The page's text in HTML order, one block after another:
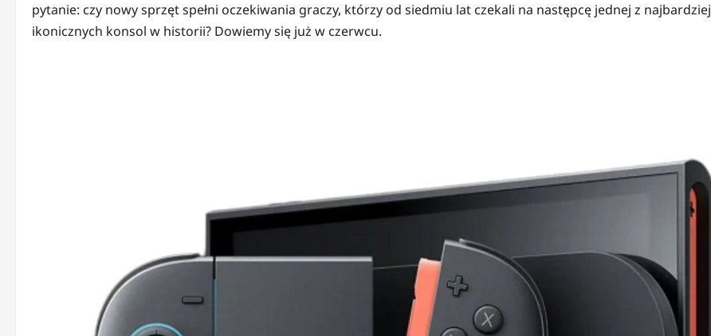
pytanie: czy nowy sprzęt spełni oczekiwania graczy, którzy od siedmiu lat czekali na następcę jednej z najbardziej
ikonicznych konsol w historii? Dowiemy się już w czerwcu.